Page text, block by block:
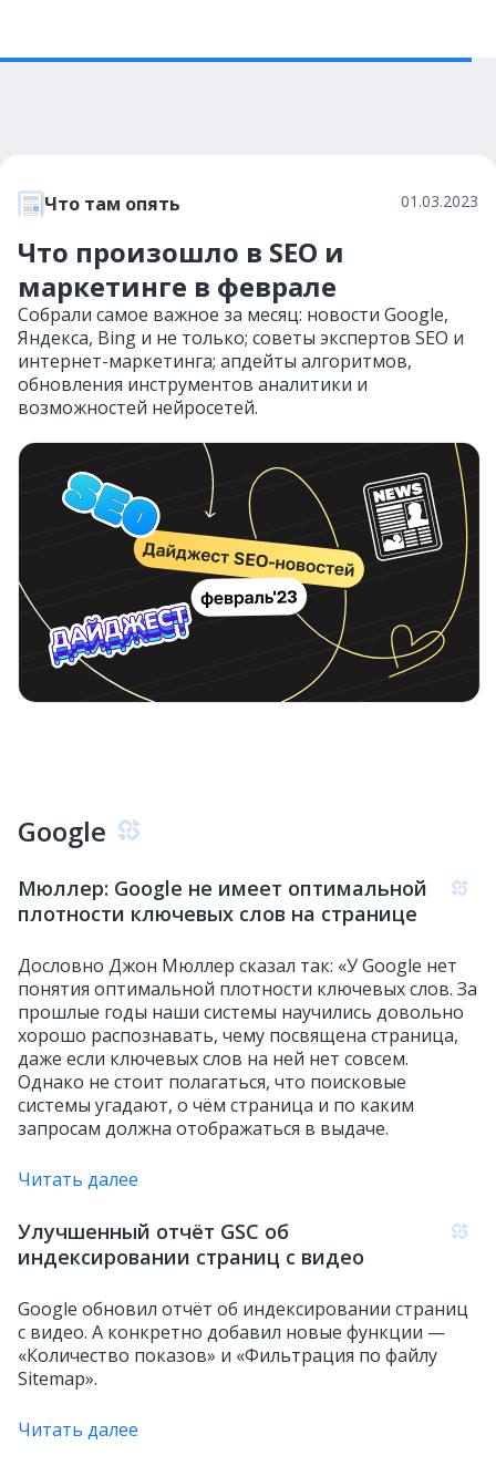
Что там опять 01.03.2023
Что произошло в SEO и
маркетинге в феврале
Собрали самое важное за месяц: новости Google,
Яндекса, Bing и не только; советы экспертов SEO и
интернет-маркетинга; апдейты алгоритмов,
обновления инструментов аналитики и
возможностей нейросетей.
Google
Мюллер: Google не имеет оптимальной
плотности ключевых слов на странице
Дословно Джон Мюллер сказал так: «У Google нет
понятия оптимальной плотности ключевых слов. За
прошлые годы наши системы научились довольно
хорошо распознавать, чему посвящена страница,
даже если ключевых слов на ней нет совсем.
Однако не стоит полагаться, что поисковые
системы угадают, о чём страница и по каким
запросам должна отображаться в выдаче.
Читать далее
Улучшенный отчёт GSC об
индексировании страниц с видео
Google обновил отчёт об индексировании страниц
с видео. А конкретно добавил новые функции —
«Количество показов» и «Фильтрация по файлу
Sitemap».
Читать далее